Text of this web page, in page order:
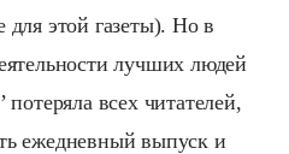
для этой газеты). Но в
лучших людей
потеряла всех читателей,
ежедневный выпуск и